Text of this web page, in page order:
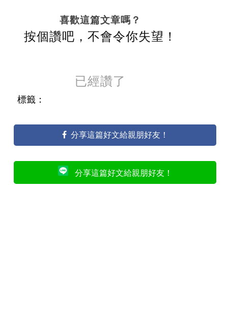
喜歡這篇文章嗎？
按個讚吧，不會令你失望！
已經讚了
標籤：
分享這篇好文給親朋好友！
分享這篇好文給親朋好友！